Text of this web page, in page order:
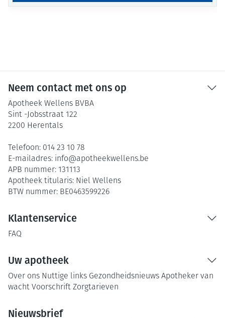
Neem contact met ons op
Apotheek Wellens BVBA
Sint -Jobsstraat 122
2200 Herentals
Telefoon: 014 23 10 78
E-mailadres: info@apotheekwellens.be
APB nummer: 131113
Apotheek titularis: Niel Wellens
BTW nummer: BE0463599226
Klantenservice
FAQ
Uw apotheek
Over ons Nuttige links Gezondheidsnieuws Apotheker van
wacht Voorschrift Zorgtarieven
Nieuwsbrief